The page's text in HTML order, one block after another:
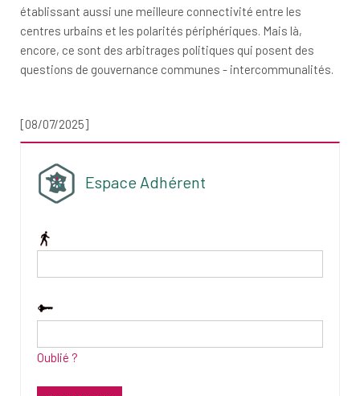
établissant aussi une meilleure connectivité entre les
centres urbains et les polarités périphériques. Mais là,
encore, ce sont des arbitrages politiques qui posent des
questions de gouvernance communes - intercommunalités.
[08/07/2025]
Espace Adhérent
Oublié ?